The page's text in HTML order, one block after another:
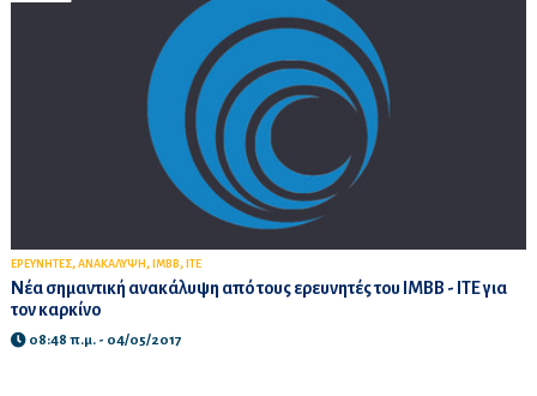
ΕΡΕΥΝΗΤΕΣ, ΑΝΑΚΑΛΥΨΗ , IMBB, ITE
Νέα σημαντική ανακάλυψη από τους ερευνητές του ΙΜΒΒ - ΙΤΕ για
τον καρκίνο
08:48 π.μ. - 04/05/2017